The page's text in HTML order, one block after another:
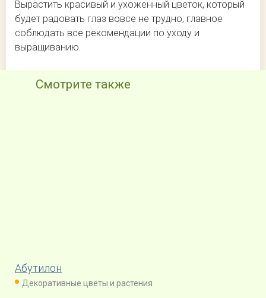
Вырастить красивый и ухоженный цветок, который
будет радовать глаз вовсе не трудно, главное
соблюдать все рекомендации по уходу и
выращиванию.
Смотрите также
Абутилон
Декоративные цветы и растения